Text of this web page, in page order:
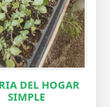
DEL HOGAR
SIMPLE